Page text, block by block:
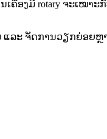
ຄື່ອງມື rotary ຈະເໝາະ
ແລະ ຈັດການວຽກຍ່ອຍຫຼ